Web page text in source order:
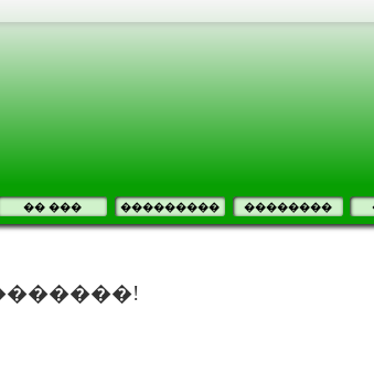
�� ��� ��������� ��������
�������!